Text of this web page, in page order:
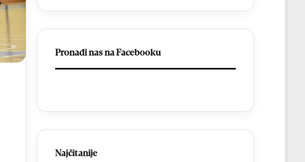
Pronađi nas na Facebooku
Najčitanije